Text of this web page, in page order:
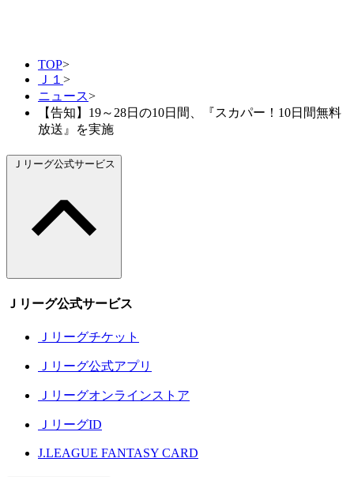
TOP>
Ｊ１ >
ニュース>
【告知】19～28日の10日間、『スカパー！10日間無料
放送』を実施
Ｊリーグ公式サービス
Ｊリーグ公式サービス
Ｊリーグチケット
Ｊリーグ公式アプリ
Ｊリーグオンラインストア
ＪリーグID
J.LEAGUE FANTASY CARD